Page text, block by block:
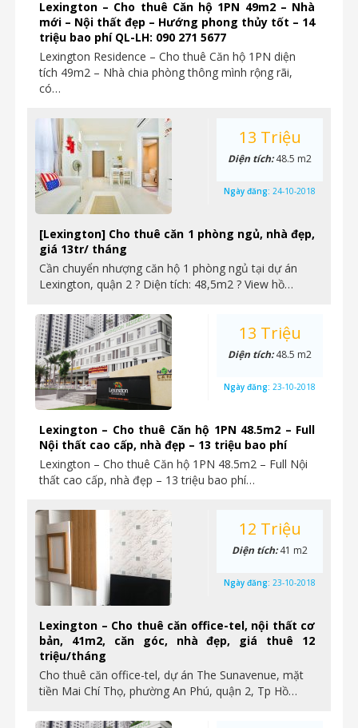
Lexington – Cho thuê Căn hộ 1PN 49m2 – Nhà
mới – Nội thất đẹp – Hướng phong thủy tốt – 14
triệu bao phí QL-LH: 090 271 5677
Lexington Residence – Cho thuê Căn hộ 1PN diện
tích 49m2 – Nhà chia phòng thông mình rộng rãi,
có…
[Lexington] Cho thuê căn 1 phòng ngủ, nhà đẹp,
giá 13tr/ tháng
Cần chuyển nhượng căn hộ 1 phòng ngủ tại dự án
Lexington, quận 2 ? Diện tích: 48,5m2 ? View hồ…
13 Triệu
Diện tích:48.5 m2
Ngày đăng: 24-10-2018
Lexington – Cho thuê Căn hộ 1PN 48.5m2 – Full
Nội thất cao cấp, nhà đẹp – 13 triệu bao phí
Lexington – Cho thuê Căn hộ 1PN 48.5m2 – Full Nội
thất cao cấp, nhà đẹp – 13 triệu bao phí…
13 Triệu
Diện tích:48.5 m2
Ngày đăng: 23-10-2018
Lexington – Cho thuê căn office-tel, nội thất cơ
bản, 41m2, căn góc, nhà đẹp, giá thuê 12
triệu/tháng
Cho thuê căn office-tel, dự án The Sunavenue, mặt
tiền Mai Chí Thọ, phường An Phú, quận 2, Tp Hồ…
12 Triệu
Diện tích:41 m2
Ngày đăng: 23-10-2018